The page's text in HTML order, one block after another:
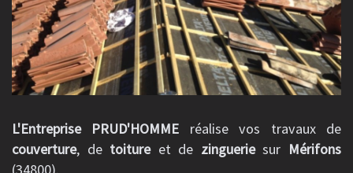
L'Entreprise PRUD'HOMME réalise vos travaux de
couverture, de toitureet de zingueriesur Mérifons